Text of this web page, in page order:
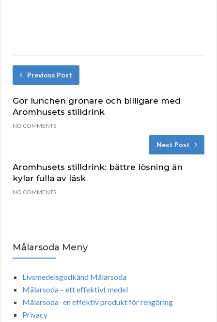
Previous Post
Gör lunchen grönare och billigare med
Aromhusets stilldrink
NO COMMENTS
Next Post
Aromhusets stilldrink: bättre lösning än
kylar fulla av läsk
NO COMMENTS
Målarsoda Meny
Livsmedelsgodkänd Målarsoda
Målarsoda – ett effektivt medel
Målarsoda- en effektiv produkt för rengöring
Privacy